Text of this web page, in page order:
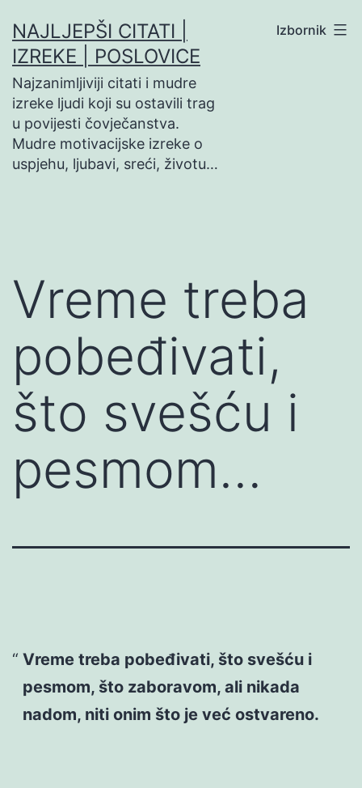
na
sadržaj
NAJLJEPŠI CITATI |
IZREKE | POSLOVICE
Najzanimljiviji citati i mudre
izreke ljudi koji su ostavili trag
u povijesti čovječanstva.
Mudre motivacijske izreke o
uspjehu, ljubavi, sreći, životu…
Izbornik
Vreme treba
pobeđivati,
što svešću i
pesmom…
Vreme treba pobeđivati, što svešću i
pesmom, što zaboravom, ali nikada
nadom, niti onim što je već ostvareno.